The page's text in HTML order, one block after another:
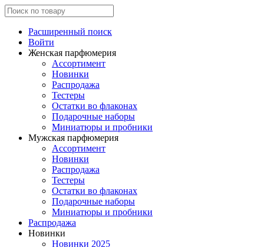
Расширенный поиск
Войти
Женская парфюмерия
Ассортимент
Новинки
Распродажа
Тестеры
Остатки во флаконах
Подарочные наборы
Миниатюры и пробники
Мужская парфюмерия
Ассортимент
Новинки
Распродажа
Тестеры
Остатки во флаконах
Подарочные наборы
Миниатюры и пробники
Распродажа
Новинки
Новинки 2025